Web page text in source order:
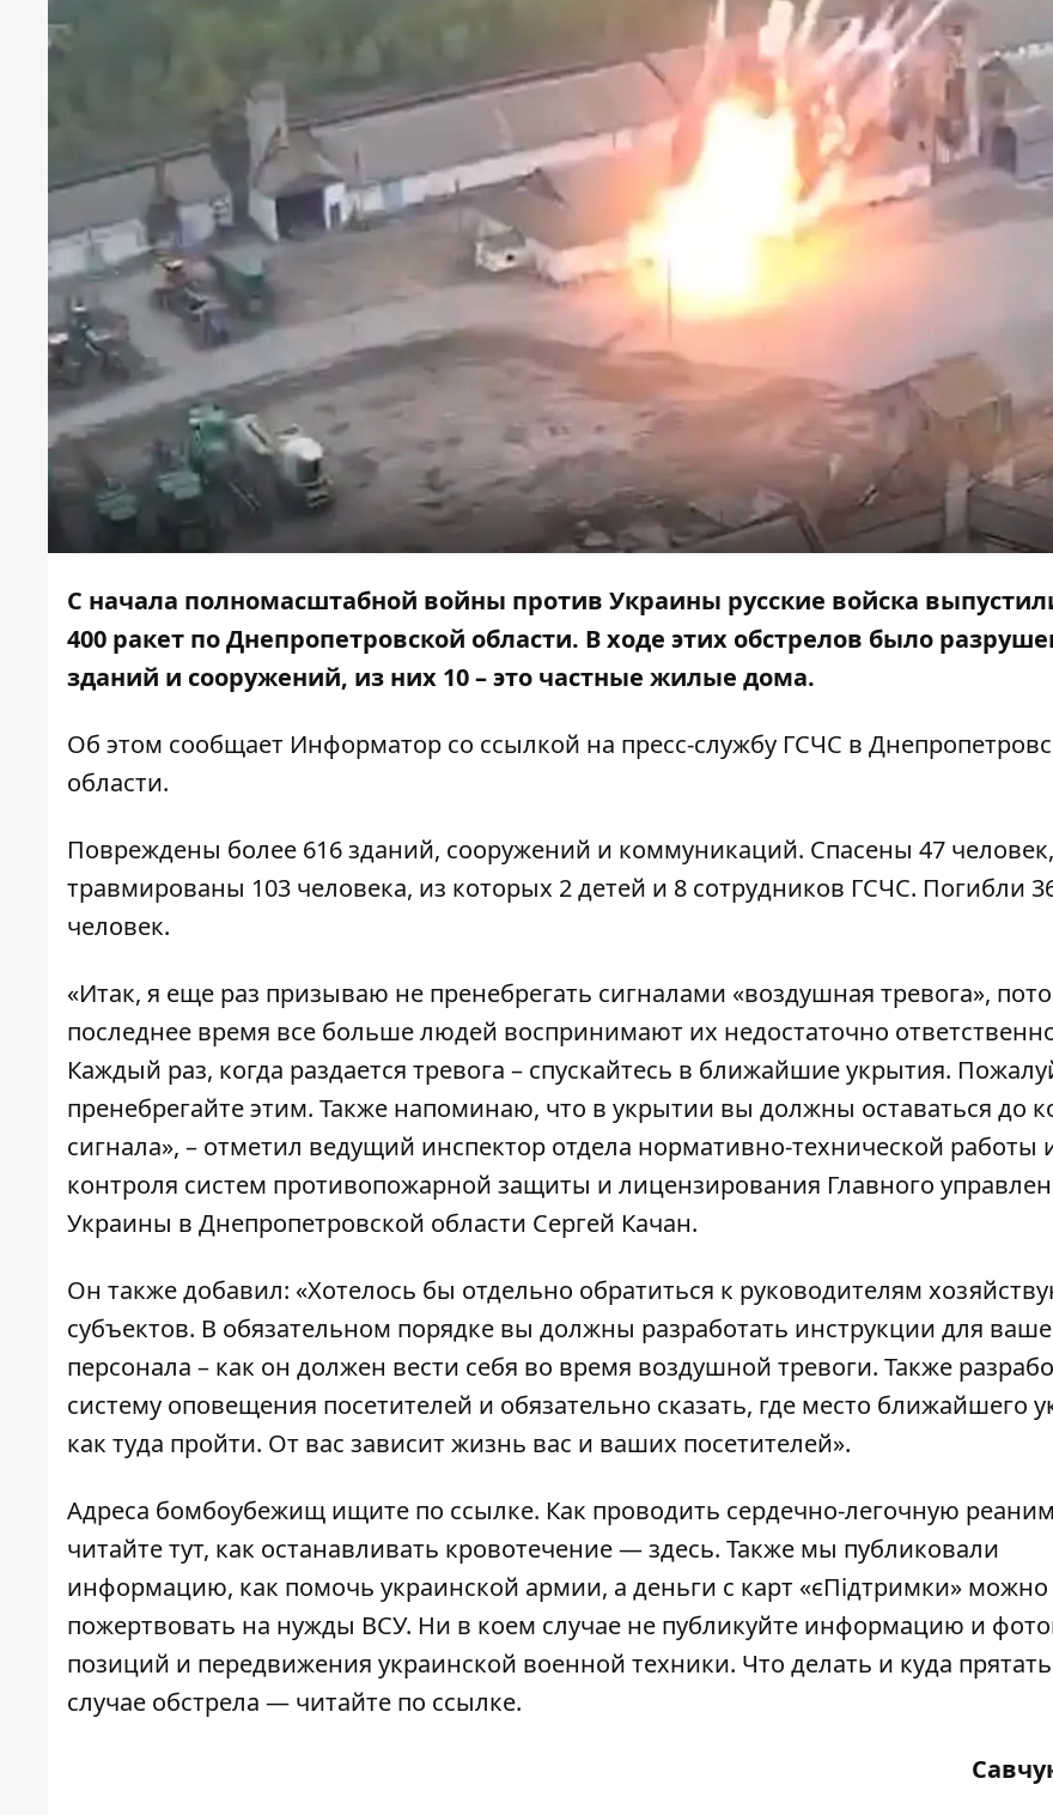
С начала полномасштабной войны против Украины русские войска
400 ракет по Днепропетровской области. В ходе этих обстрелов было
зданий и сооружений, из них 10 – это частные жилые дома.
Об этом сообщает Информатор со ссылкой на пресс-службу ГСЧС в
области.
Повреждены более 616 зданий, сооружений и коммуникаций. Спасены 47 человек,
травмированы 103 человека, из которых 2 детей и 8 сотрудников ГСЧС. Погибли
человек.
«Итак, я еще раз призываю не пренебрегать сигналами «воздушная тревога»,
последнее время все больше людей воспринимают их недостаточно
Каждый раз, когда раздается тревога – спускайтесь в ближайшие укрытия.
пренебрегайте этим. Также напоминаю, что в укрытии вы должны оставаться до
сигнала», – отметил ведущий инспектор отдела нормативно-технической работы
контроля систем противопожарной защиты и лицензирования Главного
Украины в Днепропетровской области Сергей Качан.
Он также добавил: «Хотелось бы отдельно обратиться к руководителям
субъектов. В обязательном порядке вы должны разработать инструкции для
персонала – как он должен вести себя во время воздушной тревоги. Также
систему оповещения посетителей и обязательно сказать, где место ближайшего
как туда пройти. От вас зависит жизнь вас и ваших посетителей».
Адреса бомбоубежищ ищите по ссылке. Как проводить сердечно-легочную
читайтетут, как останавливать кровотечение —здесь. Также мы публиковали
информацию, как помочь украинской армии, а деньги с карт «єПідтримки» можно
пожертвовать на нужды ВСУ. Ни в коем случае не публикуйте информацию и
позиций и передвижения украинской военной техники. Что делать и куда
случае обстрела — читайте по ссылке.